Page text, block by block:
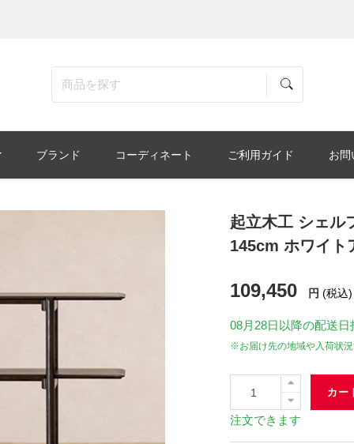
ブランド コーディネート ご利用ガイド お問
起立木工 シェル
145cm ホワイト
109,450 円 (税込)
08月28日 以降の配送
※お届け先の地域や入荷状
カー
注文できます